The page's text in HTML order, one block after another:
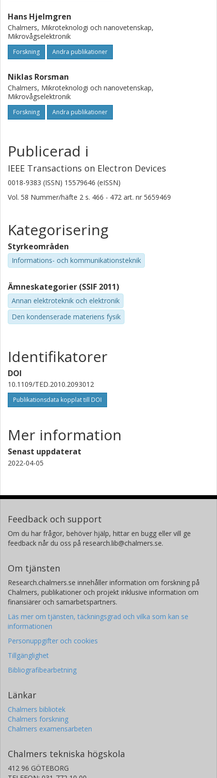
Hans Hjelmgren
Chalmers, Mikroteknologi och nanovetenskap,
Mikrovågselektronik
Forskning Andra publikationer
Niklas Rorsman
Chalmers, Mikroteknologi och nanovetenskap,
Mikrovågselektronik
Forskning Andra publikationer
Publicerad i
IEEE Transactions on Electron Devices
0018-9383 (ISSN) 15579646 (eISSN)
Vol. 58 Nummer/häfte 2 s. 466 - 472 art. nr 5659469
Kategorisering
Styrkeområden
Informations- och kommunikationsteknik
Ämneskategorier (SSIF 2011)
Annan elektroteknik och elektronik
Den kondenserade materiens fysik
Identifikatorer
DOI
10.1109/TED.2010.2093012
Publikationsdata kopplat till DOI
Mer information
Senast uppdaterat
2022-04-05
Feedback och support
Om du har frågor, behöver hjälp, hittar en bugg eller vill ge
feedback når du oss på research.lib@chalmers.se.
Om tjänsten
Research.chalmers.se innehåller information om forskning på
Chalmers, publikationer och projekt inklusive information om
finansiärer och samarbetspartners.
Läs mer om tjänsten, täckningsgrad och vilka som kan se
informationen
Personuppgifter och cookies
Tillgänglighet
Bibliografibearbetning
Länkar
Chalmers bibliotek
Chalmers forskning
Chalmers examensarbeten
Chalmers tekniska högskola
412 96 GÖTEBORG